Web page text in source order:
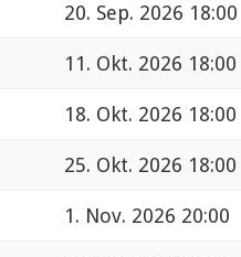
20. Sep. 2026 18:00
11. Okt. 2026 18:00
18. Okt. 2026 18:00
25. Okt. 2026 18:00
1. Nov. 2026 20:00